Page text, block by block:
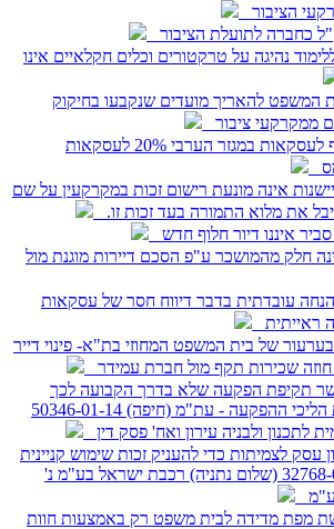
הציבור
ללימוד נהיגה על טרקטורים וכלים חקלאיים אינו
בית המשפט להאריך מועדים שנקבעו בחיקוק
ממקרקעי ציבור
8.5.14 - אין להוסיף לעסקאות במגזר הערבי 20% לעסקאות
התיישנות אינה מונעת רישום זכות במקרקעין על שם
את מלוא התמורה בעד זכות זו.
אינה חלק מהמושכר ע"פ הסכם דיירות מוגנת מול
הנחה עובדתית בדבר דיווח חסר של עסקאות
ראייתית
דין בערעור של בית המשפט המחוזי בת"א- פינוי דייר
חוזה שכירות תקף מול חברת עמידר
לאפשר תקיפת הפקעה שלא בדרך הקבועה לכך
בהוראות החוק במסגרת הליכי ההפקעה - עת"מ (חיפה) 50346-01-14
לתכנון ולבניה עירון ואח' פסק דין
עסק לצמיתות כדי להעניק זכות שימוש קניינית
במקרקעין - ת"א 32768-05-11 (שלום נתניה) רכבת ישראל בע"מ נ'
מפת מדידה לבית משפט רק באמצעות חוות